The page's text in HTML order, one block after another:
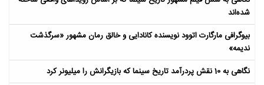
شده‌اند
بیوگرافی مارگارت اتوود نویسنده کانادایی و خالق رمان مشهور «سرگذشت
ندیمه»
نگاهی به 10 نقش پردرآمد تاریخ سینما که بازیگرانش را میلیونر کرد